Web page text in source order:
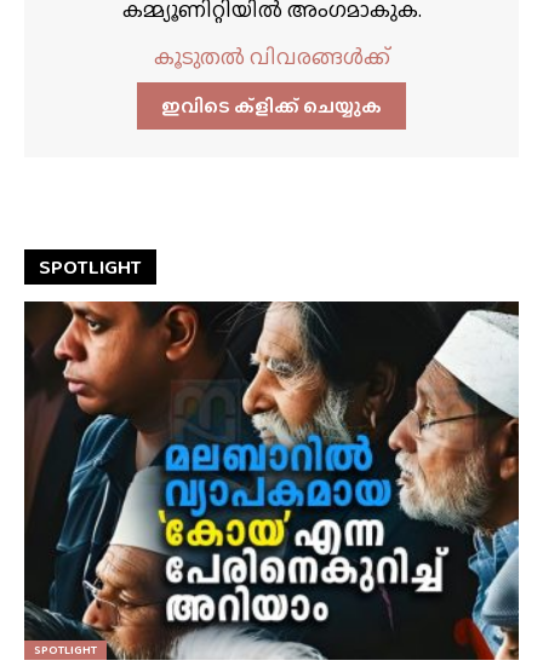
കമ്മ്യൂണിറ്റിയിൽ അംഗമാകുക.
കൂടുതൽ വിവരങ്ങൾക്ക്
ഇവിടെ ക്ളിക്ക്‌ ചെയ്യുക
SPOTLIGHT
SPOTLIGHT